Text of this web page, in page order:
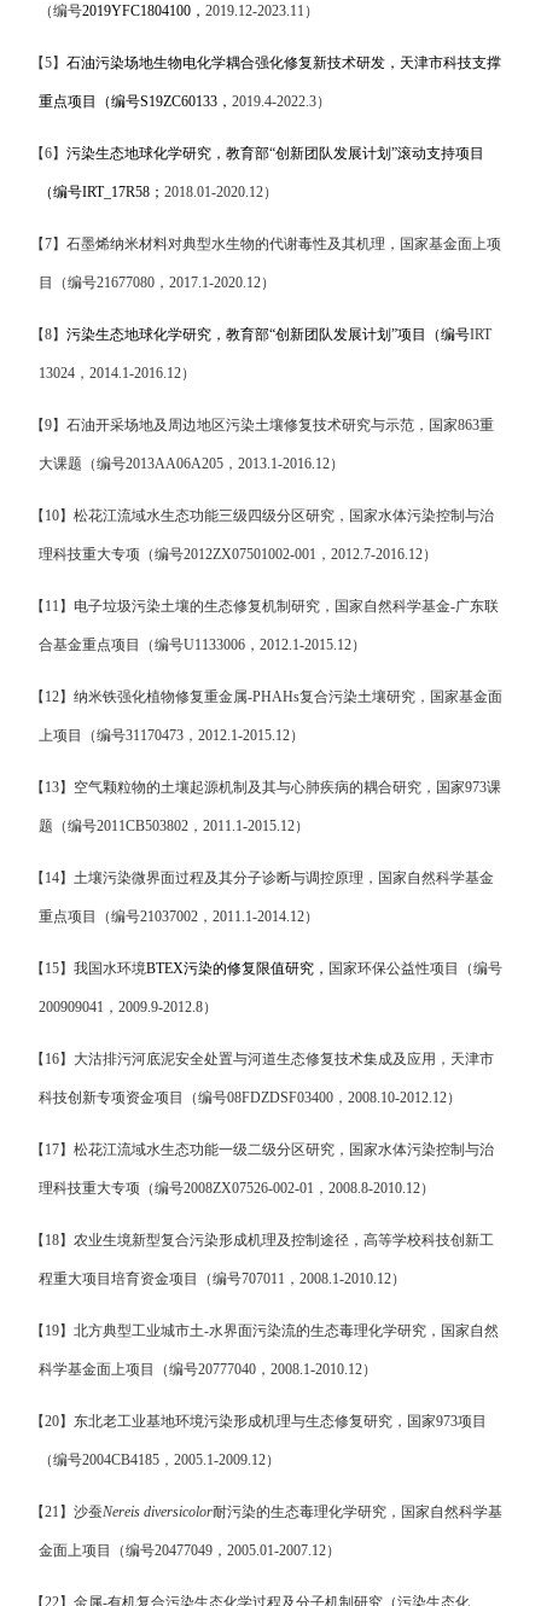
（编号2019YFC1804100， 2019.12-2023.11 ）
【5】 石油污染场地生物电化学耦合强化修复新技术研发，天津市科技支撑
重点项目（编号S19ZC60133， 2019.4-2022.3）
【6】 污染生态地球化学研究，教育部“创新团队发展计划”滚动支持项目
（编号IRT_17R58； 2018.01-2020.12）
【7】 石墨烯纳米材料对典型水生物的代谢毒性及其机理 ， 国家基金面上项
目（编号21677080， 2017.1-2020.12）
【8】 污染生态地球化学研究，教育部“创新团队发展计划”项目（编号IRT
13024， 2014.1-2016.12）
【9】 石油开采场地及周边地区污染土壤修复技术研究与示范，国家863重
大课题（编号2013AA06A205， 2013.1-2016.12）
【 10】 松花江流域水生态功能三级四级分区研究，国家水体污染控制与治
理科技重大专项（编号2012ZX07501002-001 ， 2012.7-2016.12）
【 11 】 电子垃圾污染土壤的生态修复机制研究， 国家自然科学基金-广东联
合基金重点项目（编号U1133006， 2012.1-2015.12）
【 12】 纳米铁强化植物修复重金属-PHAHs复合污染土壤研究，国家基金面
上项目 （编号31170473， 2012.1-2015.12）
【 13】 空气颗粒物的土壤起源机制及其与心肺疾病的耦合研究，国家973课
题（编号2011CB503802， 2011.1-2015.12）
【 14】 土壤污染微界面过程及其分子诊断与调控原理，国家自然科学基金
重点项目（编号21037002， 2011.1-2014.12）
【 15】 我国水环境BTEX污染的修复限值研究， 国家环保公益性项目（编号
200909041 ， 2009.9-2012.8）
【 16】 大沽排污河底泥安全处置与河道生态修复技术集成及应用 ， 天津市
科技创新专项资金项目（编号08FDZDSF03400， 2008.10-2012.12）
【 17】 松花江流域水生态功能一级二级分区研究，国家水体污染控制与治
理科技重大专项（编号2008ZX07526-002-01 ， 2008.8-2010.12）
【 18】 农业生境新型复合污染形成机理及控制途径， 高等学校科技创新工
程重大项目培育资金项目 （编号707011 ， 2008.1-2010.12）
【 19】 北方典型工业城市土-水界面污染流的生态毒理化学研究，国家自然
科学基金面上项目 （编号20777040， 2008.1-2010.12）
【20】 东北老工业基地环境污染形成机理与生态修复研究，国家973项目
（编号2004CB4185， 2005.1-2009.12）
【21 】 沙蚕Nereis diversicolor耐污染的生态毒理化学研究，国家自然科学基
金面上项目（编号20477049， 2005.01-2007.12）
【22】 金属-有机复合污染生态化学过程及分子机制研究（污染生态化